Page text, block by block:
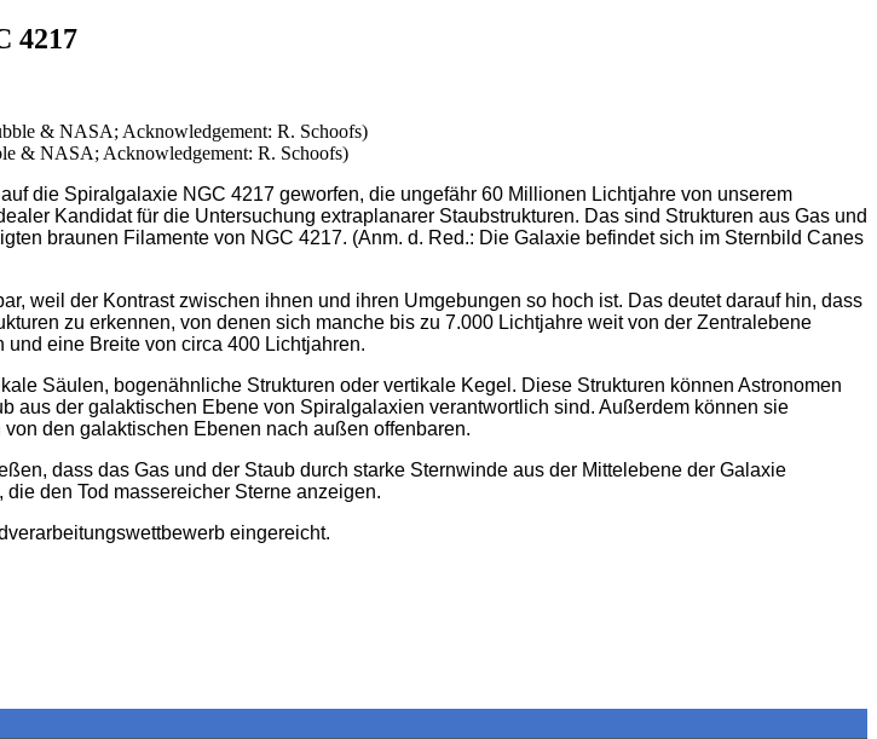
4217
& NASA; Acknowledgement: R. Schoofs)
die Spiralgalaxie NGC 4217 geworfen, die ungefähr 60 Millionen Lichtjahre von unserem
Kandidat für die Untersuchung extraplanarer Staubstrukturen. Das sind Strukturen aus Gas und
braunen Filamente von NGC 4217. (Anm. d. Red.: Die Galaxie befindet sich im Sternbild Canes
weil der Kontrast zwischen ihnen und ihren Umgebungen so hoch ist. Das deutet darauf hin, dass
zu erkennen, von denen sich manche bis zu 7.000 Lichtjahre weit von der Zentralebene
eine Breite von circa 400 Lichtjahren.
Säulen, bogenähnliche Strukturen oder vertikale Kegel. Diese Strukturen können Astronomen
aus der galaktischen Ebene von Spiralgalaxien verantwortlich sind. Außerdem können sie
den galaktischen Ebenen nach außen offenbaren.
dass das Gas und der Staub durch starke Sternwinde aus der Mittelebene der Galaxie
den Tod massereicher Sterne anzeigen.
eingereicht.